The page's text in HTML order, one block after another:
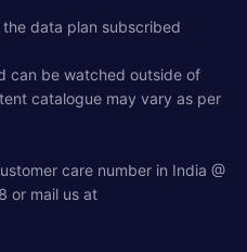
data plan subscribed
can be watched outside of
catalogue may vary as per
care number in India @
or mail us at